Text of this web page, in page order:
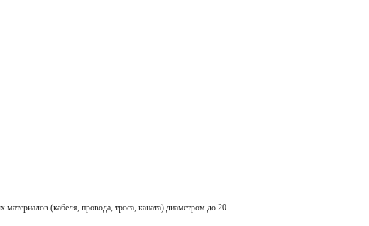
(кабеля, провода, троса, каната) диаметром до 20